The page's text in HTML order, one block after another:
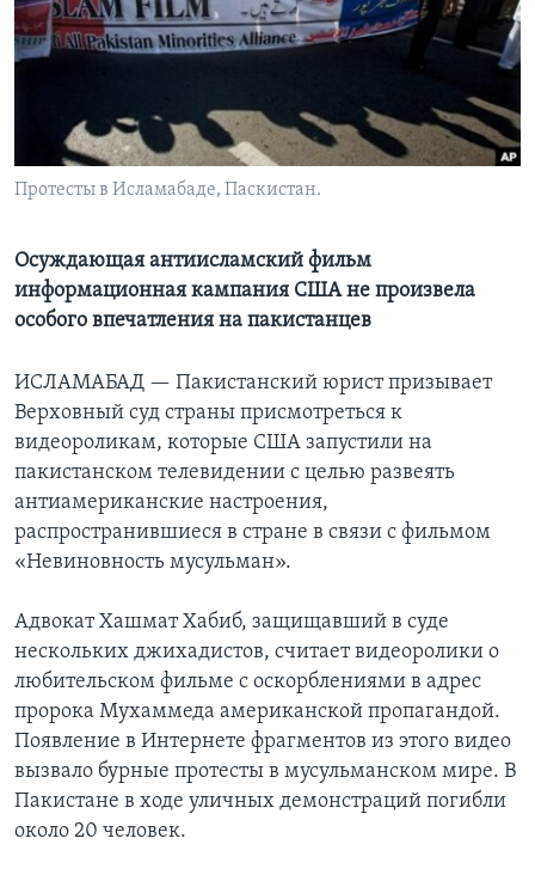
Learning English
Протесты в Исламабаде, Паскистан.
Осуждающая антиисламский фильм
информационная кампания США не произвела
особого впечатления на пакистанцев
ИСЛАМАБАД — Пакистанский юрист призывает
Верховный суд страны присмотреться к
видеороликам, которые США запустили на
пакистанском телевидении с целью развеять
антиамериканские настроения,
распространившиеся в стране в связи с фильмом
«Невиновность мусульман».
Адвокат Хашмат Хабиб, защищавший в суде
нескольких джихадистов, считает видеоролики о
любительском фильме с оскорблениями в адрес
пророка Мухаммеда американской пропагандой.
Появление в Интернете фрагментов из этого видео
вызвало бурные протесты в мусульманском мире. В
Пакистане в ходе уличных демонстраций погибли
около 20 человек.